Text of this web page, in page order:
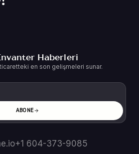
Haberleri
ticaretteki en son gelişmeleri sunar.
ABONE
+1 604-373-9085